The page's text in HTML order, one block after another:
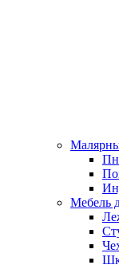
Мебель